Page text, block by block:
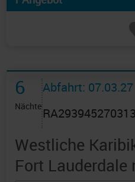
6
Nächte
Abfahrt: 07.03.27
RA293945270313
Westliche
Fort Lauderdale